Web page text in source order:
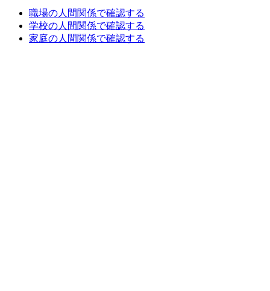
職場の人間関係で確認する
学校の人間関係で確認する
家庭の人間関係で確認する